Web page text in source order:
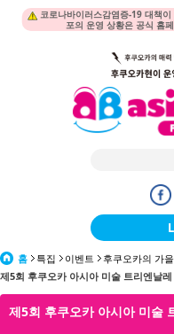
코로나바이러스감염증-19 대책
포의 운영 상황은 공식 홈
홈 특집 이벤트
후쿠오카의 가
제5회 후쿠오카 아시아 미술 트리엔날
제5회 후쿠오카 아시아 미술